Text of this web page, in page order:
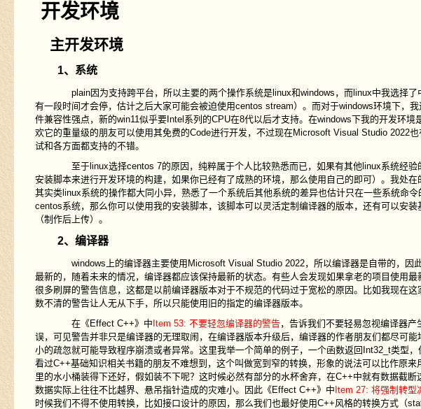
开发环境
主开发环境
1、系统
plain因为支持跨平台，所以主要的两个操作系统是linux和windows，而linux中我选择了
有一段时间才会停，估计之后大家可能会被迫使用centos stream）。而对于windows环境下，
件兼容性强点，新的win11似乎要Intel系列的CPU在8代以后才支持。在windows下我的开发环境
欢它的重量级的朋友可以使用其免费的Code进行开发，不过现在Microsoft Visual Studio 2022
试和各方面都支持的不错。
至于linux选择centos 7的原因，纯粹属于个人比较熟悉而已，如果有其他linux系统经验的
安装脚本来进行开发环境的构建，如果你已经有了成熟的环境，那么使用自己的即可）。我处
其实类linux系统的操作都大同小异，熟悉了一个系统后其他系统的差异也估计只在一些系统命
centos系统，那么你可以使用我的安装脚本，该脚本可以灵活定制编译器的版本，还有可以安
（制作后上传）。
2、编译器
windows上的编译器主要使用Microsoft Visual Studio 2022，所以编译器是自带的，因此
最新的，随着未来的情况，编译器都应该保持最新的状态。有些人会发现如果拿老的项目使用
很多刷屏的警告信息，这都是以前编译器版本对于不规范的代码过于宽松的原因。比如我现在
数不清的警告让人无从下手，所以只能使用旧的指定的编译器版本。
在《Effect C++》中 Item 53: 不要轻忽编译器的警告，告诉我们不要轻易忽视编译器
误，可见警告并非只是编译器的无理取闹，在编译器版本升级后，编译器的作者朋友们都尽可
小的疏忽就可能导致程序崩溃或者异常。这里我举一个简单的例子，一个函数返回Int32_t类型
看过C++基础知识相关书籍的朋友不难想到，这个叫做宽到窄的转换，形象的说法可以比作原
里的水小桶装得下还好，假如装不下呢？这时候必然有部分的水杯舍弃，在C++中就有数据截
数据实际上往往不比越界、悬吊指针造成的灾难小。因此《Effect C++》中 Item 27: 将强制转型
时候我们不得不使用转换，比如接口设计的原因，那么我们也最好使用C++风格的转换方式（